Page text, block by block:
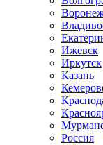
Ижевск
Иркутск
Казань
Россия